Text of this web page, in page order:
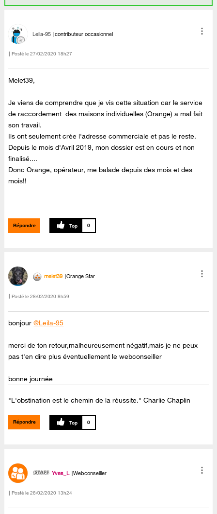
Leila-95 contributeur occasionnel
Posté le ‎27/02/2020 18h27
Melet39,
Je viens de comprendre que je vis cette situation car le service
de raccordement des maisons individuelles (Orange) a mal fait
son travail.
Ils ont seulement crée l'adresse commerciale et pas le reste.
Depuis le mois d'Avril 2019, mon dossier est en cours et non
finalisé....
Donc Orange, opérateur, me balade depuis des mois et des
mois!!
Répondre 0
melet39 Orange Star
Posté le ‎28/02/2020 8h59
bonjour@Leila-95
merci de ton retour,malheureusement négatif,mais je ne peux
pas t'en dire plus éventuellement le webconseiller
bonne journée
"L'obstination est le chemin de la réussite." Charlie Chaplin
Répondre 0
Yves_L Webconseiller
Posté le ‎28/02/2020 13h24